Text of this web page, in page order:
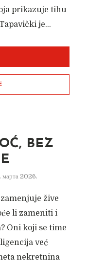
prikazuje tihu
je...
BEZ
марта 2026.
žive
li zameniti i
Oni koji se time
već
nekretnina